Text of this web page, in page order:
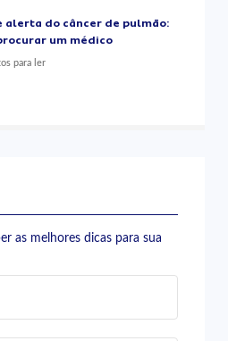
alerta do câncer de pulmão:
um médico
para ler
as melhores dicas para sua